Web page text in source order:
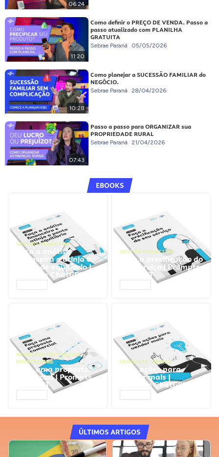
06:24
11:20
Como definir o PREÇO DE VENDA. Passo a
passo atualizado com PLANILHA
GRATUITA
Sebrae Paraná 05/05/2026
10:28
Como planejar a SUCESSÃO FAMILIAR do
NEGÓCIO.
Sebrae Paraná 28/04/2026
07:43
Passo a passo para ORGANIZAR sua
PROPRIEDADE RURAL
Sebrae Paraná 21/04/2026
EBOOKS
GESTÃO FINANCEIRA
Faça a análise
financeira e atinja o
ponto de equilíbrio |
Prompts ChatGPT
GESTÃO FINANCEIRA
Faça a precificação do
seu serviço | Prompts
ChatGPT
NEGÓCIOS, PROCESSOS
EMPRESARIAIS
Faça uma proposta
comercial | Prompts
ChatGPT
NEGÓCIOS, VENDAS
Faça ações para
vender mais |
Prompts ChatGPT
ÚLTIMOS ARTIGOS